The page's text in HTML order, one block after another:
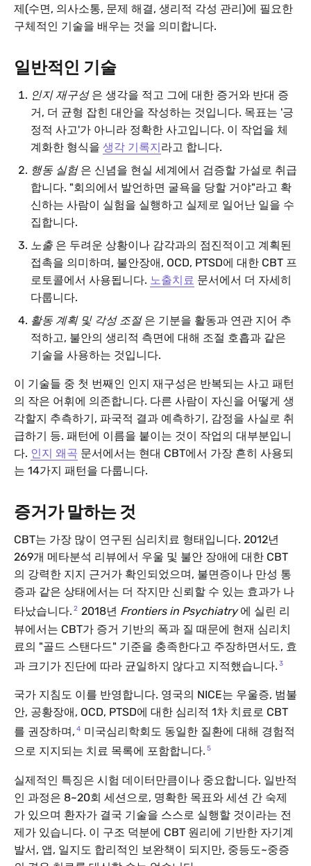
제(수면, 의사소통, 문제 해결, 생리적 각성 관리)에 필요한
구체적인 기술을 배우는 것을 의미합니다.
일반적인 기술
인지 재구성은 생각을 적고 그에 대한 증거와 반대 증
거, 더 균형 잡힌 대안을 작성하는 것입니다. 목표는 '긍
정적 사고'가 아니라 정확한 사고입니다. 이 작업을 체
계화한 형식을 생각 기록지 라고 합니다.
행동 실험은 신념을 현실 세계에서 검증할 가설로 취급
합니다. "회의에서 발언하면 굴욕을 당할 거야"라고 확
신하는 사람이 실험을 실행하고 실제로 일어난 일을 수
집합니다.
노출 은 두려운 상황이나 감각과의 점진적이고 계획된
접촉을 의미하며, 불안장애, OCD, PTSD에 대한 CBT 프
로토콜에서 사용됩니다. 노출치료 문서에서 더 자세히
다룹니다.
활동 계획 및 각성 조절은 기분을 활동과 연관 지어 추
적하고, 불안의 생리적 측면에 대해 조절 호흡과 같은
기술을 사용하는 것입니다.
이 기술들 중 첫 번째인 인지 재구성은 반복되는 사고 패턴
의 작은 어휘에 의존합니다. 다른 사람이 자신을 어떻게 생
각할지 추측하기, 파국적 결과 예측하기, 감정을 사실로 취
급하기 등. 패턴에 이름을 붙이는 것이 작업의 대부분입니
다. 인지 왜곡 문서에서는 현대 CBT에서 가장 흔히 사용되
는 14가지 패턴을 다룹니다.
증거가 말하는 것
CBT는 가장 많이 연구된 심리치료 형태입니다. 2012년
269개 메타분석 리뷰에서 우울 및 불안 장애에 대한 CBT
의 강력한 지지 근거가 확인되었으며, 불면증이나 만성 통
증과 같은 상태에서는 더 작지만 신뢰할 수 있는 효과가 나
타났습니다. 2 2018년 Frontiers in Psychiatry에 실린 리
뷰에서는 CBT가 증거 기반의 폭과 질 때문에 현재 심리치
료의 "골드 스탠다드" 기준을 충족한다고 주장하면서도, 효
과 크기가 진단에 따라 균일하지 않다고 지적했습니다. 3
국가 지침도 이를 반영합니다. 영국의 NICE는 우울증, 범불
안, 공황장애, OCD, PTSD에 대한 심리적 1차 치료로 CBT
를 권장하며, 4 미국심리학회도 동일한 질환에 대해 경험적
으로 지지되는 치료 목록에 포함합니다. 5
실제적인 특징은 시험 데이터만큼이나 중요합니다. 일반적
인 과정은 8~20회 세션으로, 명확한 목표와 세션 간 숙제
가 있으며 환자가 결국 기술을 스스로 실행할 것이라는 전
제가 있습니다. 이 구조 덕분에 CBT 원리에 기반한 자기계
발서, 앱, 일지도 합리적인 보완책이 되지만, 중등도~중증